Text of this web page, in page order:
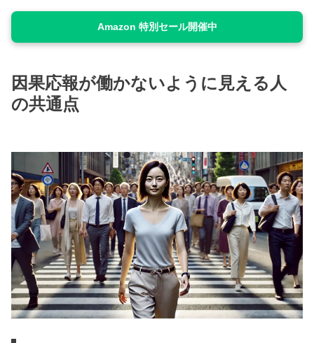
Amazon 特別セール開催中
因果応報が働かないように見える人
の共通点